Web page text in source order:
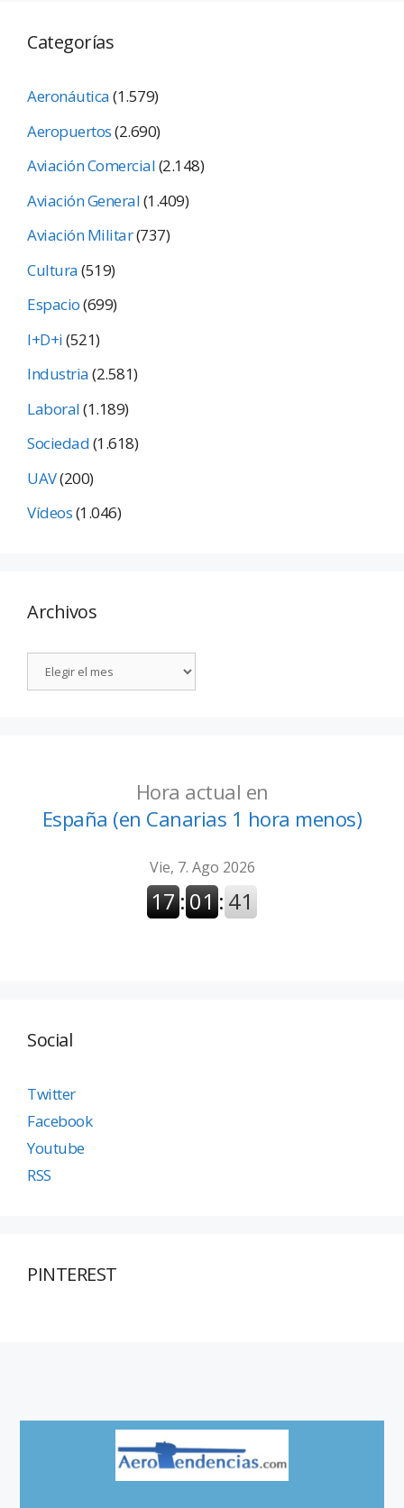
Categorías
Aeronáutica(1.579)
Aeropuertos(2.690)
Aviación Comercial(2.148)
Aviación General(1.409)
Aviación Militar(737)
Cultura(519)
Espacio(699)
I+D+i(521)
Industria(2.581)
Laboral(1.189)
Sociedad(1.618)
UAV(200)
Vídeos(1.046)
Archivos
Hora actual en
España (en Canarias 1 hora menos)
Social
Twitter
Facebook
Youtube
RSS
PINTEREST